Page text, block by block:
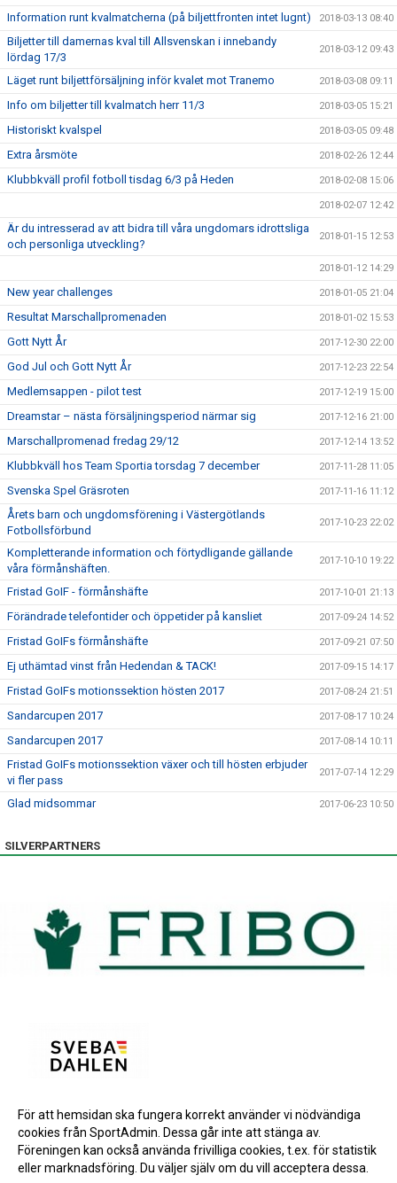
Information runt kvalmatcherna (på biljettfronten intet lugnt) 2018-03-13 08:40
Biljetter till damernas kval till Allsvenskan i innebandy
lördag 17/3
2018-03-12 09:43
Läget runt biljettförsäljning inför kvalet mot Tranemo 2018-03-08 09:11
Info om biljetter till kvalmatch herr 11/3 2018-03-05 15:21
Historiskt kvalspel 2018-03-05 09:48
Extra årsmöte 2018-02-26 12:44
Klubbkväll profil fotboll tisdag 6/3 på Heden 2018-02-08 15:06
2018-02-07 12:42
Är du intresserad av att bidra till våra ungdomars idrottsliga
och personliga utveckling?
2018-01-15 12:53
2018-01-12 14:29
New year challenges 2018-01-05 21:04
Resultat Marschallpromenaden 2018-01-02 15:53
Gott Nytt År 2017-12-30 22:00
God Jul och Gott Nytt År 2017-12-23 22:54
Medlemsappen - pilot test 2017-12-19 15:00
Dreamstar – nästa försäljningsperiod närmar sig 2017-12-16 21:00
Marschallpromenad fredag 29/12 2017-12-14 13:52
Klubbkväll hos Team Sportia torsdag 7 december 2017-11-28 11:05
Svenska Spel Gräsroten 2017-11-16 11:12
Årets barn och ungdomsförening i Västergötlands
Fotbollsförbund
2017-10-23 22:02
Kompletterande information och förtydligande gällande
våra förmånshäften.
2017-10-10 19:22
Fristad GoIF - förmånshäfte 2017-10-01 21:13
Förändrade telefontider och öppetider på kansliet 2017-09-24 14:52
Fristad GoIFs förmånshäfte 2017-09-21 07:50
Ej uthämtad vinst från Hedendan & TACK! 2017-09-15 14:17
Fristad GoIFs motionssektion hösten 2017 2017-08-24 21:51
Sandarcupen 2017 2017-08-17 10:24
Sandarcupen 2017 2017-08-14 10:11
Fristad GoIFs motionssektion växer och till hösten erbjuder
vi fler pass
2017-07-14 12:29
Glad midsommar 2017-06-23 10:50
SILVERPARTNERS
BRONSPARTNERS
INSTAGRAM
För att hemsidan ska fungera korrekt använder vi nödvändiga
cookies från SportAdmin. Dessa går inte att stänga av.
Föreningen kan också använda frivilliga cookies, t.ex. för statistik
eller marknadsföring. Du väljer själv om du vill acceptera dessa.